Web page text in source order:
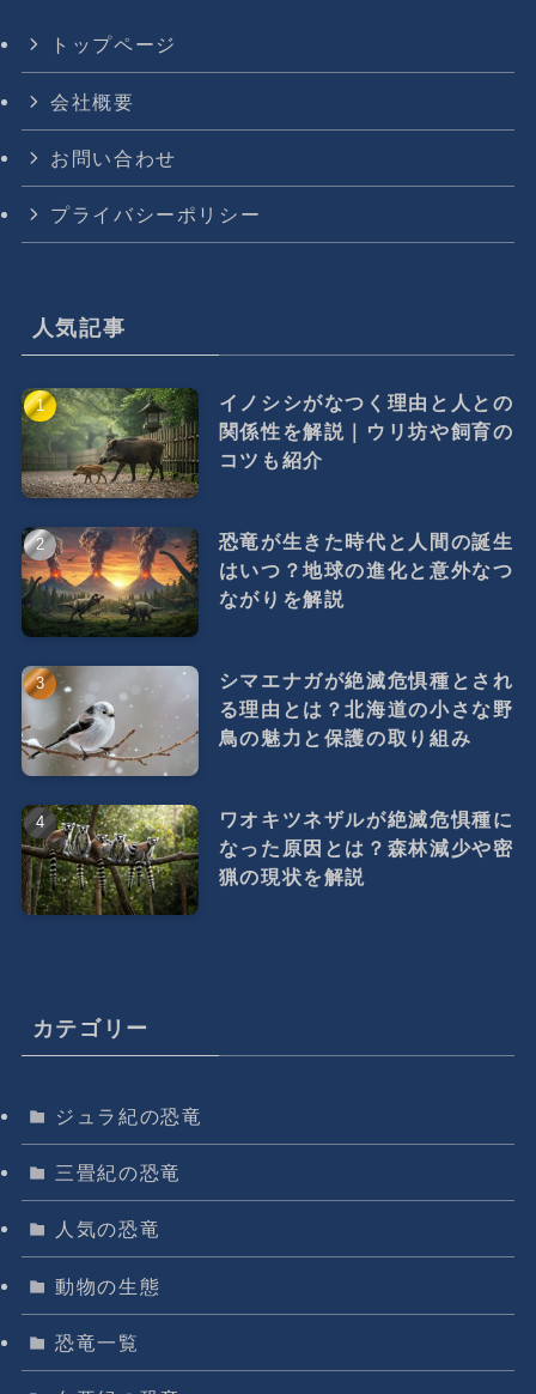
トップページ
会社概要
お問い合わせ
プライバシーポリシー
人気記事
イノシシがなつく理由と人との
関係性を解説｜ウリ坊や飼育の
コツも紹介
恐竜が生きた時代と人間の誕生
はいつ？地球の進化と意外なつ
ながりを解説
シマエナガが絶滅危惧種とされ
る理由とは？北海道の小さな野
鳥の魅力と保護の取り組み
ワオキツネザルが絶滅危惧種に
なった原因とは？森林減少や密
猟の現状を解説
カテゴリー
ジュラ紀の恐竜
三畳紀の恐竜
人気の恐竜
動物の生態
恐竜一覧